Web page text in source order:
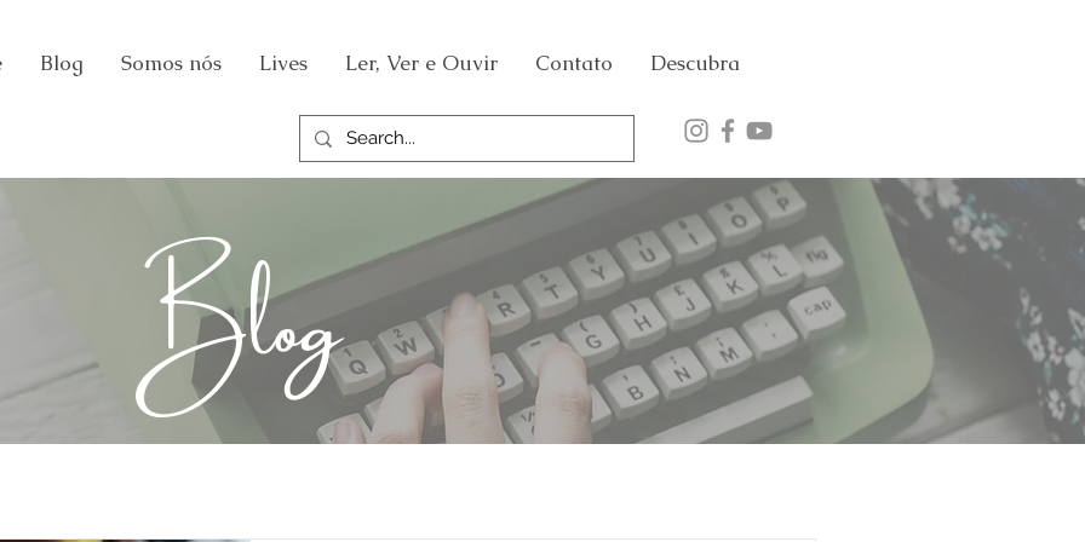
Blog Somos nós Lives Ler, Ver e Ouvir Contato Descubra
Blog